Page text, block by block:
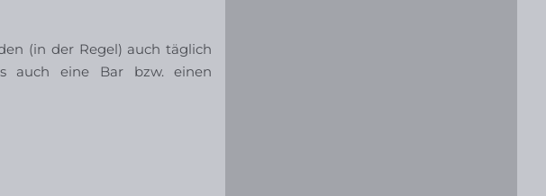
(in der Regel) auch täglich
auch eine Bar bzw. einen